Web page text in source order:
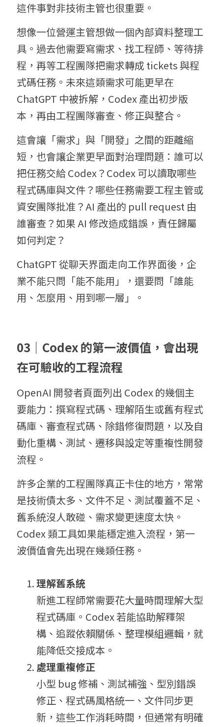
這件事對非技術主管也很重要。
想像一位營運主管想做一個內部資料整理工
具。過去他需要寫需求、找工程師、等待排
程，再等工程團隊把需求轉成 tickets 與程
式碼任務。未來這類需求可能更早在
ChatGPT 中被拆解，Codex 產出初步版
本，再由工程團隊審查、修正與整合。
這會讓「需求」與「開發」之間的距離縮
短，也會讓企業更早面對治理問題：誰可以
把任務交給 Codex？Codex 可以讀取哪些
程式碼庫與文件？哪些任務需要工程主管或
資安團隊批准？AI 產出的 pull request 由
誰審查？如果 AI 修改造成錯誤，責任歸屬
如何判定？
ChatGPT 從聊天界面走向工作界面後，企
業不能只問「能不能用」，還要問「誰能
用、怎麼用、用到哪一層」。
03｜ Codex 的第一波價值，會出現
在可驗收的工程流程
OpenAI 開發者頁面列出 Codex 的幾個主
要能力：撰寫程式碼、理解陌生或舊有程式
碼庫、審查程式碼、除錯修復問題，以及自
動化重構、測試、遷移與設定等重複性開發
流程。
許多企業的工程團隊真正卡住的地方，常常
是技術債太多、文件不足、測試覆蓋不足、
舊系統沒人敢碰、需求變更速度太快。
Codex 類工具如果能穩定進入流程，第一
波價值會先出現在幾類任務。
理解舊系統
新進工程師常需要花大量時間理解大型
程式碼庫。Codex 若能協助解釋架
構、追蹤依賴關係、整理模組邏輯，就
能降低交接成本。
處理重複修正
小型 bug 修補、測試補強、型別錯誤
修正、程式碼風格統一、文件同步更
新，這些工作消耗時間，但通常有明確